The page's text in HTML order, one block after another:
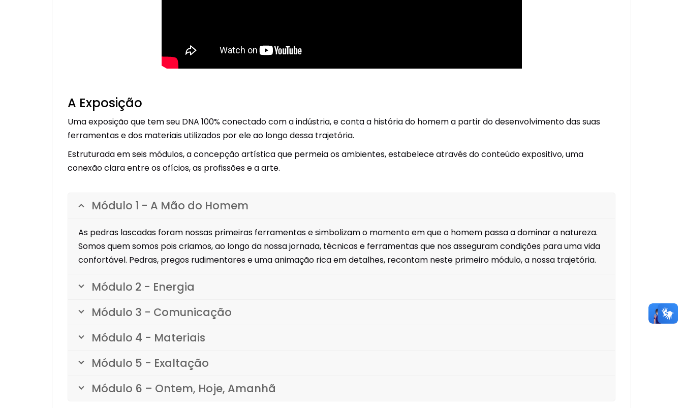
A Exposição
Uma exposição que tem seu DNA 100% conectado com a indústria, e conta a história do homem a partir do desenvolvimento das suas
ferramentas e dos materiais utilizados por ele ao longo dessa trajetória.
Estruturada em seis módulos, a concepção artística que permeia os ambientes, estabelece através do conteúdo expositivo, uma
conexão clara entre os ofícios, as profissões e a arte.
Módulo 1 - A Mão do Homem
As pedras lascadas foram nossas primeiras ferramentas e simbolizam o momento em que o homem passa a dominar a natureza.
Somos quem somos pois criamos, ao longo da nossa jornada, técnicas e ferramentas que nos asseguram condições para uma vida
confortável. Pedras, pregos rudimentares e uma animação rica em detalhes, recontam neste primeiro módulo, a nossa trajetória.
Módulo 2 - Energia
Módulo 3 - Comunicação
Módulo 4 - Materiais
Módulo 5 - Exaltação
Módulo 6 – Ontem, Hoje, Amanhã